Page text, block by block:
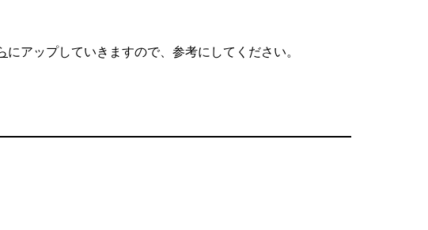
にアップしていきますので、参考にしてください。